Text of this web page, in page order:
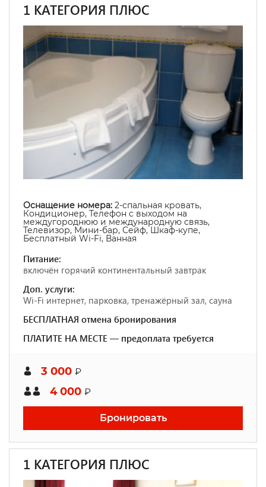
1 КАТЕГОРИЯ ПЛЮС
Оснащение номера: 2-спальная кровать,
Кондиционер, Телефон с выходом на
междугороднюю и международную связь,
Телевизор, Мини-бар, Сейф, Шкаф-купе,
Бесплатный Wi-Fi, Ванная
Питание:
включён горячий континентальный завтрак
Доп. услуги:
Wi-Fi интернет, парковка, тренажёрный зал, сауна
БЕСПЛАТНАЯ отмена бронирования
ПЛАТИТЕ НА МЕСТЕ — предоплата требуется
3 000 ₽
4 000 ₽
Бронировать
1 КАТЕГОРИЯ ПЛЮС